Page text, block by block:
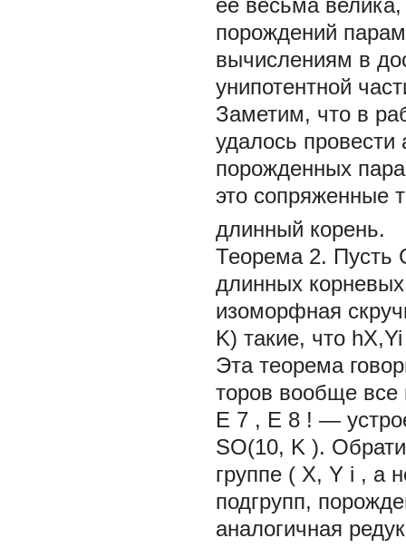
порождений
вычислениям в
унипотентной
Заметим, что в
удалось
порожденных
это сопряженные
длинный корень.
Теорема 2.
длинных
изоморфная
K) такие, что
Эта теорема
торов вообще
E 7 , E 8 ! —
SO(10, K ).
группе ( X, Y i , а
подгрупп,
аналогичная